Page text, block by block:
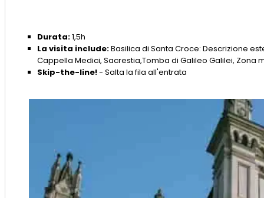
Durata:1,5h
La visita include:Basilica di Santa Croce: Descrizione
Cappella Medici, Sacrestia,Tomba di Galileo Galilei, Zona
Skip-the-line!- Salta la fila all'entrata